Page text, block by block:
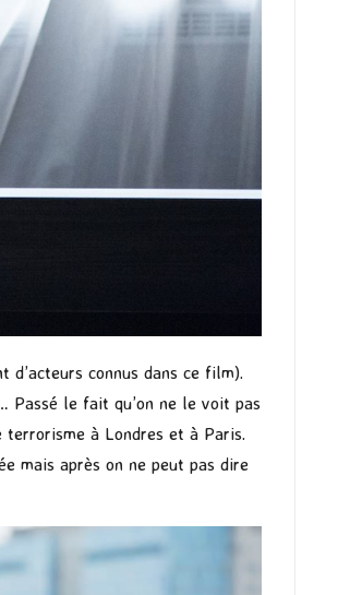
d’acteurs connus dans ce film).
Passé le fait qu’on ne le voit pas
à Londres et à Paris.
mais après on ne peut pas dire